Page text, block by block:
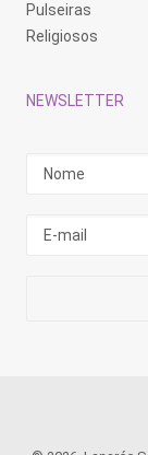
Pulseiras
Religiosos
NEWSLETTER